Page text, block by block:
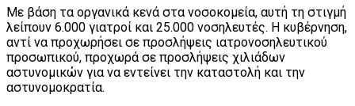
Με βάση τα οργανικά κενά στα νοσοκομεία, αυτή τη στιγμή
λείπουν 6.000 γιατροί και 25.000 νοσηλευτές. Η κυβέρνηση,
αντί να προχωρήσει σε προσλήψεις ιατρονοσηλευτικού
προσωπικού, προχωρά σε προσλήψεις χιλιάδων
αστυνομικών για να εντείνει την καταστολή και την
αστυνομοκρατία.